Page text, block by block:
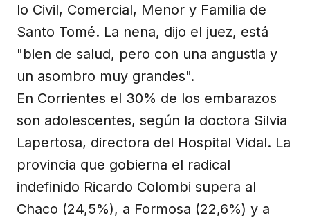
lo Civil, Comercial, Menor y Familia de
Santo Tomé. La nena, dijo el juez, está
"bien de salud, pero con una angustia y
un asombro muy grandes".
En Corrientes el 30% de los embarazos
son adolescentes, según la doctora Silvia
Lapertosa, directora del Hospital Vidal. La
provincia que gobierna el radical
indefinido Ricardo Colombi supera al
Chaco (24,5%), a Formosa (22,6%) y a